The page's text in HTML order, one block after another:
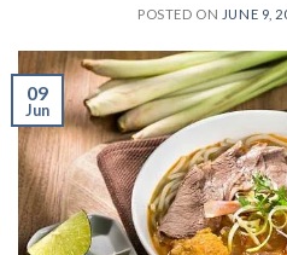
POSTED ON JUNE 9,
09
Jun